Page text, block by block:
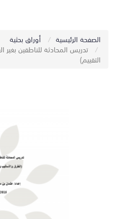
الصفحة الرئيسية أوراق بحثية
تدريس المحادثة للناطقين بغير
التقييم)